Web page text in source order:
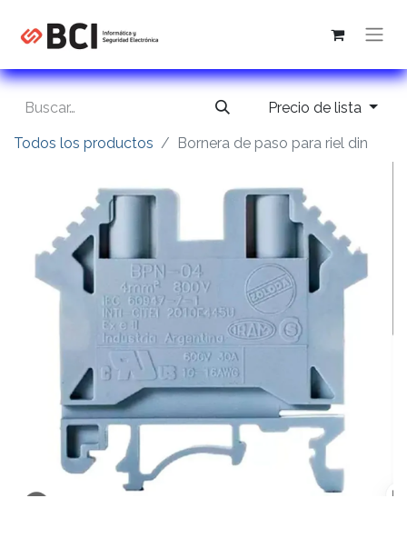
Precio de lista
Todos los productos Bornera de paso para riel din